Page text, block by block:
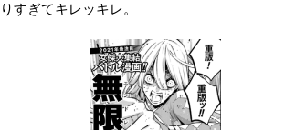
すぎてキレッキレ。